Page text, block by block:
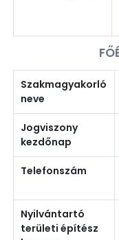
Szakmagyakorló
neve
Jogviszony
kezdőnap
Telefonszám
Nyilvántartó
területi építész